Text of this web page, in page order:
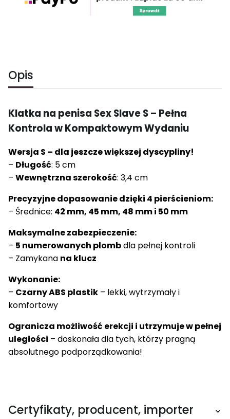
Opis
Klatka na penisa Sex Slave S – Pełna
Kontrola w Kompaktowym Wydaniu
Wersja S – dla jeszcze większej dyscypliny!
– Długość: 5 cm
– Wewnętrzna szerokość: 3,4 cm
Precyzyjne dopasowanie dzięki 4 pierścieniom:
– Średnice: 42 mm, 45 mm, 48 mm i 50 mm
Maksymalne zabezpieczenie:
– 5 numerowanych plombdla pełnej kontroli
– Zamykana na klucz
Wykonanie:
– Czarny ABS plastik – lekki, wytrzymały i
komfortowy
Ogranicza możliwość erekcji i utrzymuje w pełnej
uległości – doskonała dla tych, którzy pragną
absolutnego podporządkowania!
Certyfikaty, producent, importer